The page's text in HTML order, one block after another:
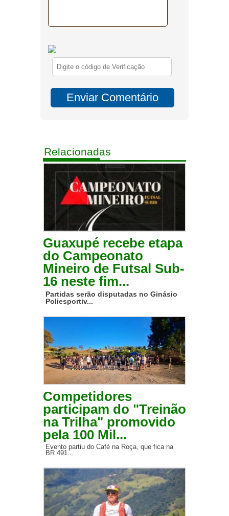
Relacionadas
Guaxupé recebe etapa
do Campeonato
Mineiro de Futsal Sub-
16 neste fim...
Partidas serão disputadas no Ginásio
Poliesportiv...
Competidores
participam do "Treinão
na Trilha" promovido
pela 100 Mil...
Evento partiu do Café na Roça, que fica na
BR 491...